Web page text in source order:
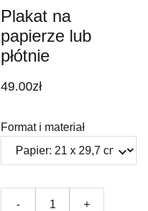
Plakat na
papierze lub
płótnie
49.00zł
Format i materiał
- +